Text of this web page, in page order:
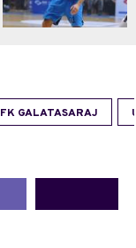
FK GALATASARAJ